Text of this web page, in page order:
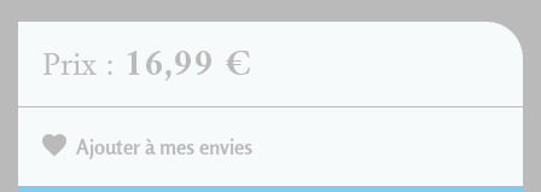
Prix : 16,99 €
Ajouter à mes envies